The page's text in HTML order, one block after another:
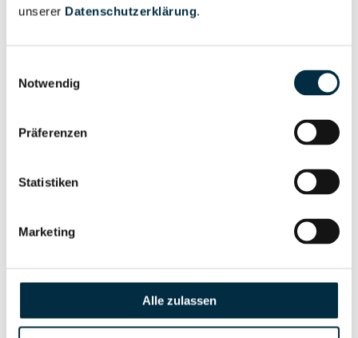
unserer Datenschutzerklärung.
Notwendig
Präferenzen
Statistiken
Marketing
Alle zulassen
Vollständiges
Vollständiges
Wirtschaftlich
Vollständiges
Unternehmensprofil
anfragen